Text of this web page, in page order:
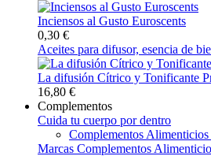
Inciensos al Gusto Euroscents
0,30 €
Aceites para difusor, esencia de
La difusión Cítrico y Tonificante
16,80 €
Complementos
Cuida tu cuerpo por dentro
Complementos
Marcas Complementos